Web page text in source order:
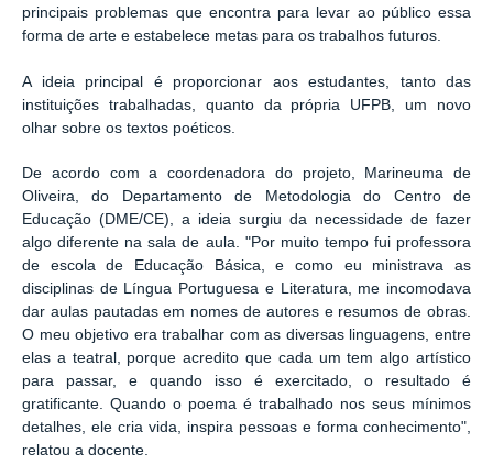
principais problemas que encontra para levar ao público essa
forma de arte e estabelece metas para os trabalhos futuros.
A ideia principal é proporcionar aos estudantes, tanto das
instituições trabalhadas, quanto da própria UFPB, um novo
olhar sobre os textos poéticos.
De acordo com a coordenadora do projeto, Marineuma de
Oliveira, do Departamento de Metodologia do Centro de
Educação (DME/CE), a ideia surgiu da necessidade de fazer
algo diferente na sala de aula. "Por muito tempo fui professora
de escola de Educação Básica, e como eu ministrava as
disciplinas de Língua Portuguesa e Literatura, me incomodava
dar aulas pautadas em nomes de autores e resumos de obras.
O meu objetivo era trabalhar com as diversas linguagens, entre
elas a teatral, porque acredito que cada um tem algo artístico
para passar, e quando isso é exercitado, o resultado é
gratificante. Quando o poema é trabalhado nos seus mínimos
detalhes, ele cria vida, inspira pessoas e forma conhecimento",
relatou a docente.